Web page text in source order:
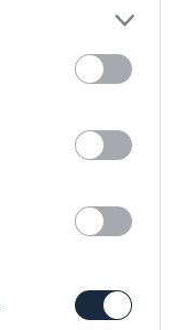
Ha jó